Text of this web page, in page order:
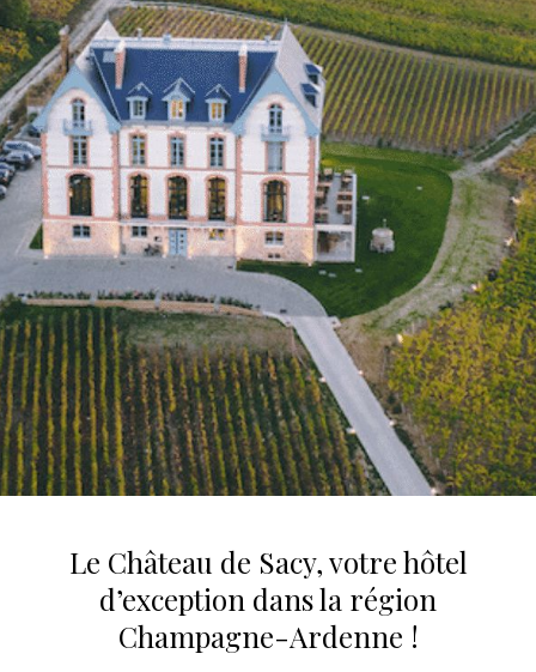
Réservation
Coffrets Cadeaux
Notre Magazine
Le Château de Sacy, votre hôtel
d’exception dans la région
Champagne-Ardenne !